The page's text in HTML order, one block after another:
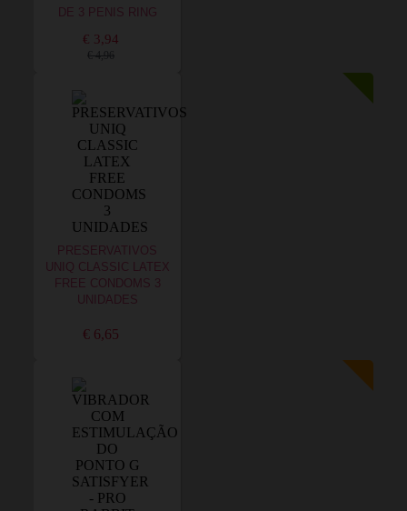
DE 3 PENIS RING
€ 3,94
€ 4,96
PRESERVATIVOS
UNIQ CLASSIC LATEX
FREE CONDOMS 3
UNIDADES
€ 6,65